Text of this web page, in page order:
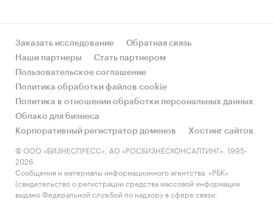
Заказать исследование
Обратная связь
Наши партнеры
Стать партнером
Пользовательское соглашение
Политика обработки файлов cookie
Политика в отношении обработки персональных данных
Облако для бизнеса
Корпоративный регистратор доменов
Хостинг сайтов
© ООО «БИЗНЕСПРЕСС», АО «РОСБИЗНЕСКОНСАЛТИНГ», 1995-
2026.
Сообщения и материалы информационного агентства «РБК»
(свидетельство о регистрации средства массовой информации
выдано Федеральной службой по надзору в сфере связи,